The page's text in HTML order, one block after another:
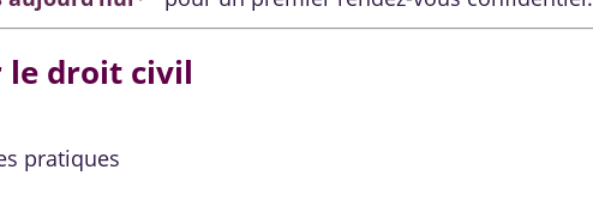
le droit civil
pratiques